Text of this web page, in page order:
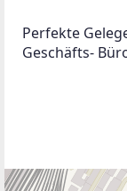
Perfekte
Geschäfts-